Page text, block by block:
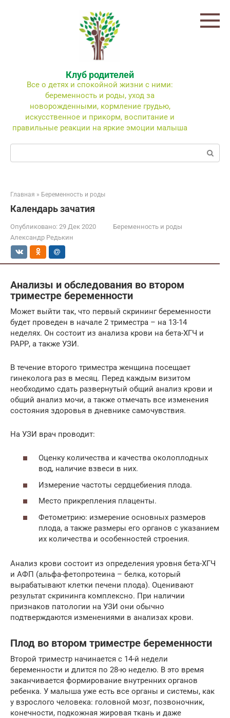
Клуб родителей
Все о детях и спокойной жизни с ними:
беременность и роды, уход за
новорожденными, кормление грудью,
искусственное и прикорм, воспитание и
правильные реакции на яркие эмоции малыша
Поиск:
Главная » Беременность и роды
Календарь зачатия
Опубликовано: 29 Дек 2020
Беременность и роды
Александр Редькин
Анализы и обследования во втором
триместре беременности
Может выйти так, что первый скрининг беременности
будет проведен в начале 2 триместра – на 13-14
неделях. Он состоит из анализа крови на бета-ХГЧ и
РАРР, а также УЗИ.
В течение второго триместра женщина посещает
гинеколога раз в месяц. Перед каждым визитом
необходимо сдать развернутый общий анализ крови и
общий анализ мочи, а также отмечать все изменения
состояния здоровья в дневнике самочувствия.
На УЗИ врач проводит:
Оценку количества и качества околоплодных
вод, наличие взвеси в них.
Измерение частоты сердцебиения плода.
Место прикрепления плаценты.
Фетометрию: измерение основных размеров
плода, а также размеры его органов с указанием
их количества и особенностей строения.
Анализ крови состоит из определения уровня бета-ХГЧ
и АФП (альфа-фетопротеина – белка, который
вырабатывают клетки печени плода). Оценивают
результат скрининга комплексно. При наличии
признаков патологии на УЗИ они обычно
подтверждаются изменениями в анализах крови.
Плод во втором триместре беременности
Второй триместр начинается с 14-й недели
беременности и длится по 28-ю неделю. В это время
заканчивается формирование внутренних органов
ребенка. У малыша уже есть все органы и системы, как
у взрослого человека: головной мозг, позвоночник,
конечности, подкожная жировая ткань и даже